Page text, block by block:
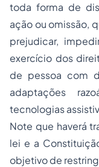
toda forma de
ação ou omissão,
prejudicar,
exercício dos
de pessoa com
adaptações
tecnologias
Note que haverá
lei e a
objetivo de